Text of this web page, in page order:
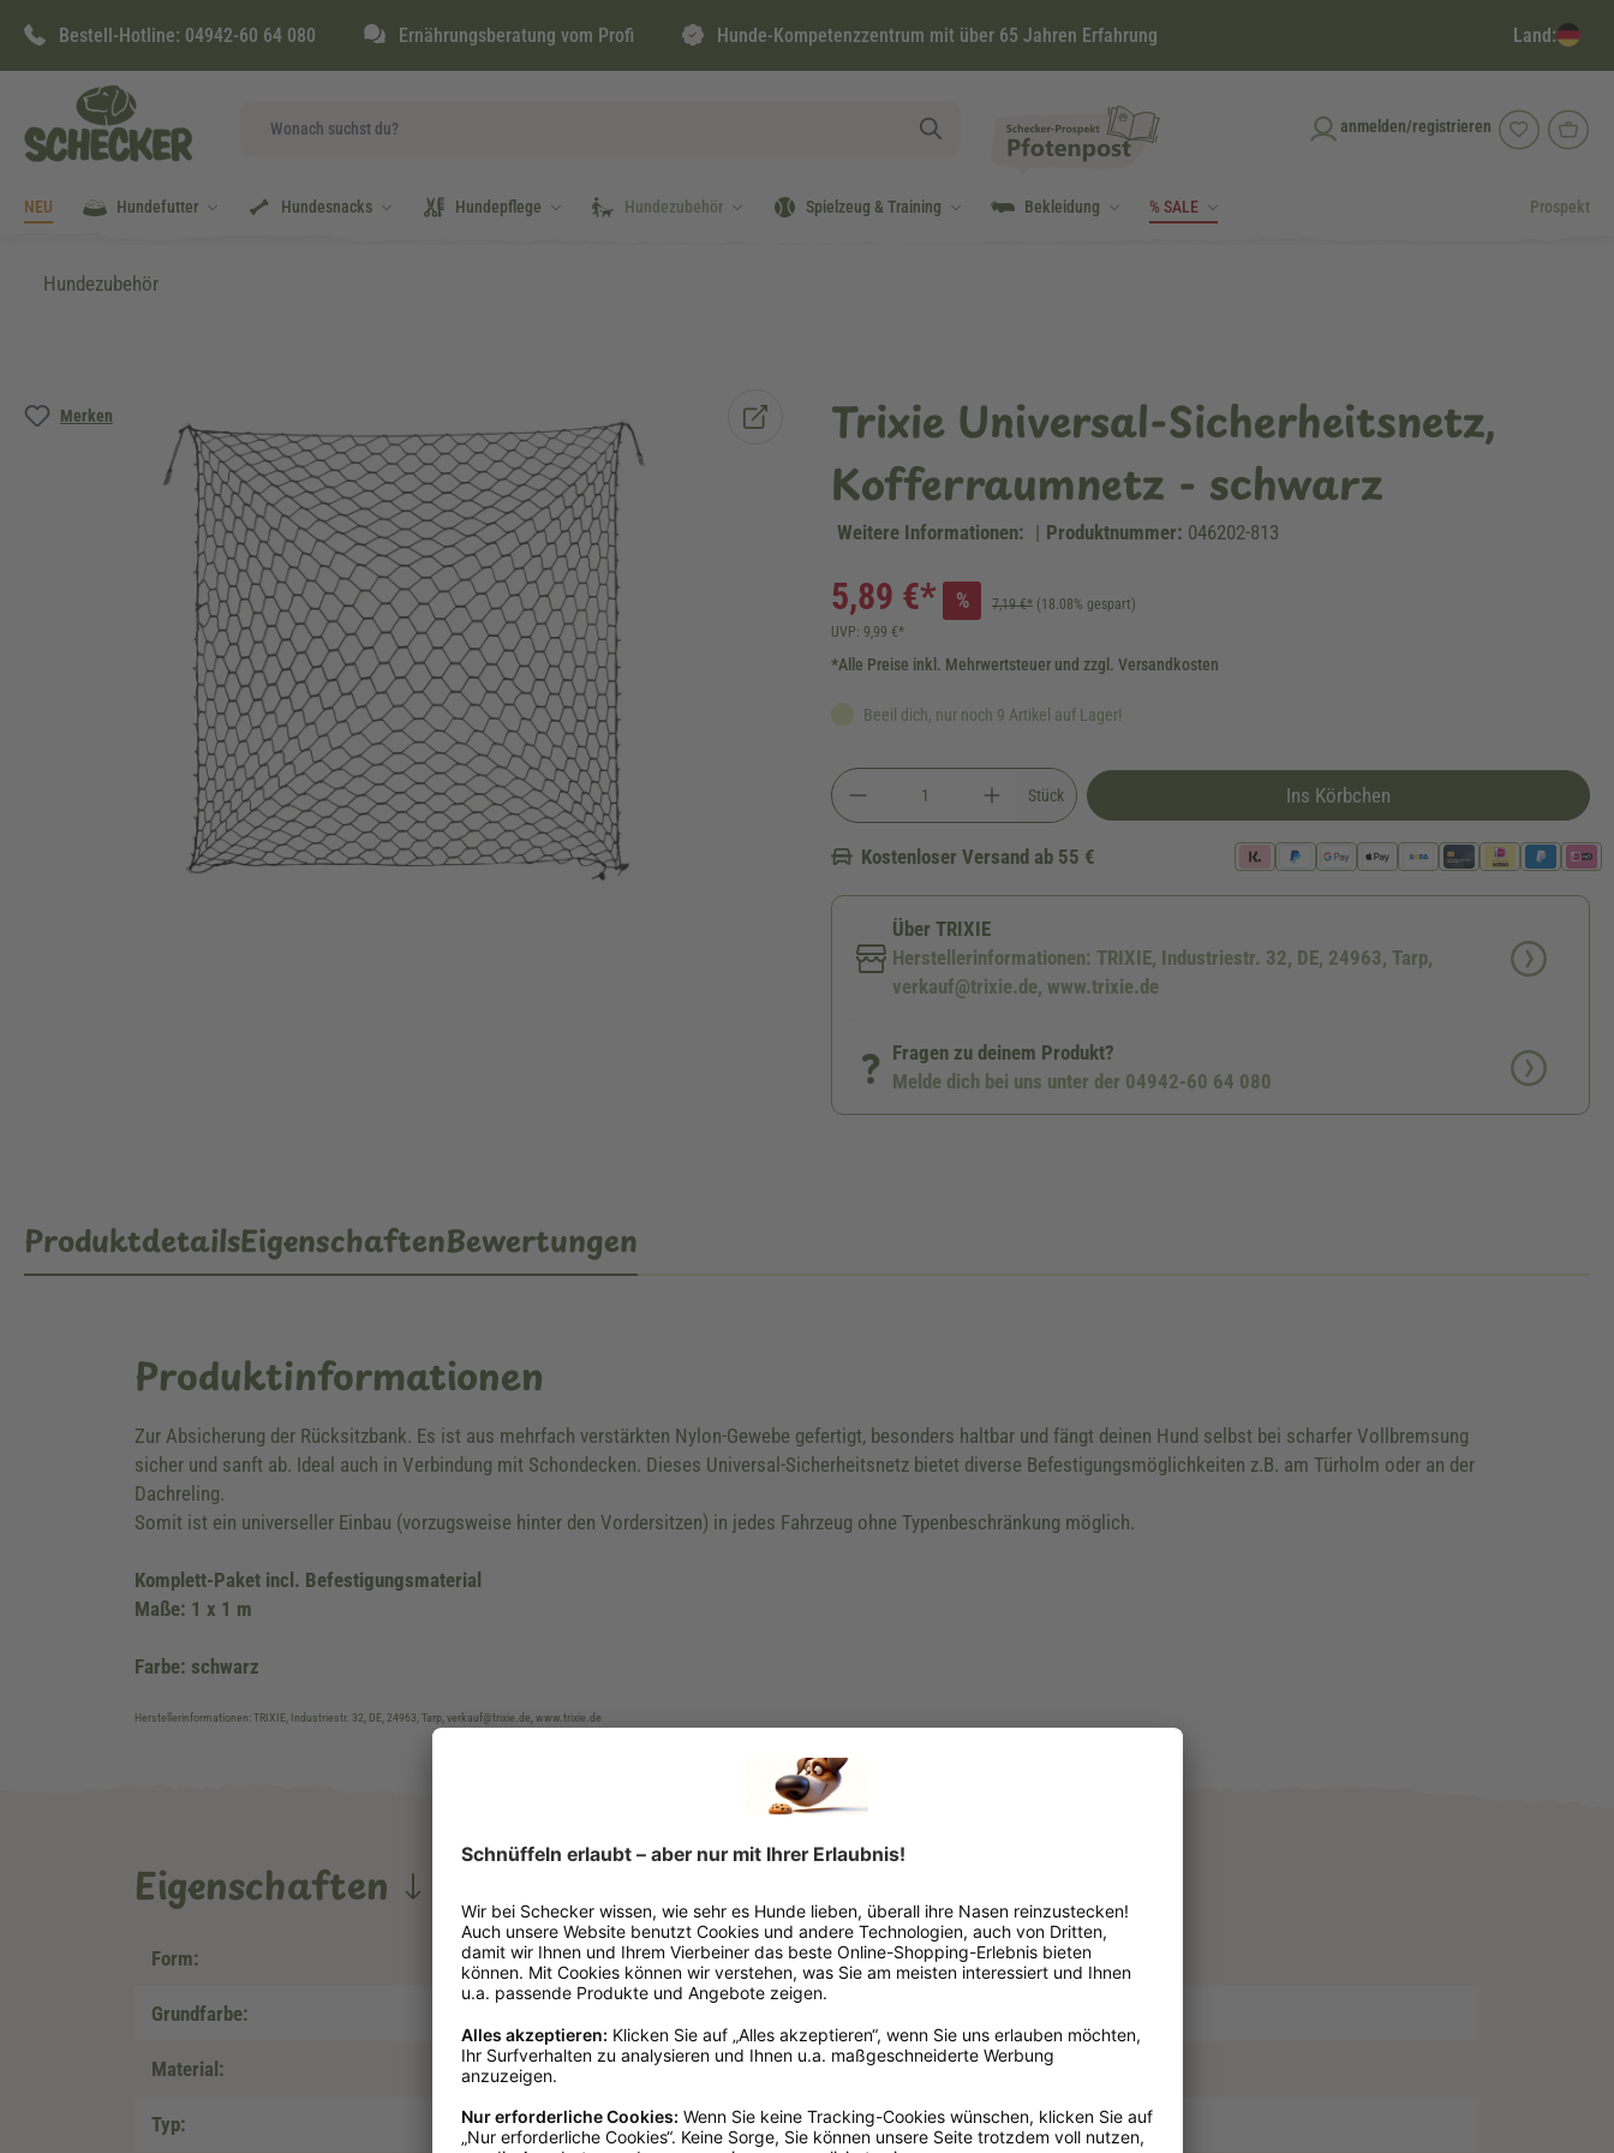
Zur Hauptnavigation springen
Bestell-Hotline: 04942-60 64 080 Ernährungsberatung vom Profi Hunde-Kompetenzzentrum mit über 65 Jahren Erfahrung Land:
anmelden/registrieren
NEU Hundefutter Hundesnacks Hundepflege Hundezubehör Spielzeug & Training Bekleidung % SALE Prospekt
Hundezubehör
Merken
Bildergalerie überspringen
Trixie Universal-Sicherheitsnetz,
Kofferraumnetz - schwarz
Weitere Informationen: | Produktnummer: 046202-813
5,89 €* % 7,19 €* (18.08% gespart)
UVP: 9,99 €*
*Alle Preise inkl. Mehrwertsteuer und zzgl. Versandkosten
Beeil dich, nur noch 9 Artikel auf Lager!
Stück Ins Körbchen
Kostenloser Versand ab 55 €
Über TRIXIE
Herstellerinformationen: TRIXIE, Industriestr. 32, DE, 24963, Tarp,
verkauf@trixie.de, www.trixie.de
Fragen zu deinem Produkt?
Melde dich bei uns unter der 04942-60 64 080
ProduktdetailsEigenschaftenBewertungen
Produktinformationen
Zur Absicherung der Rücksitzbank. Es ist aus mehrfach verstärkten Nylon-Gewebe gefertigt, besonders haltbar und fängt deinen Hund selbst bei scharfer Vollbremsung
sicher und sanft ab. Ideal auch in Verbindung mit Schondecken. Dieses Universal-Sicherheitsnetz bietet diverse Befestigungsmöglichkeiten z.B. am Türholm oder an der
Dachreling.
Somit ist ein universeller Einbau (vorzugsweise hinter den Vordersitzen) in jedes Fahrzeug ohne Typenbeschränkung möglich.
Komplett-Paket incl. Befestigungsmaterial
Maße: 1 x 1 m
Farbe: schwarz
Herstellerinformationen: TRIXIE, Industriestr. 32, DE, 24963, Tarp, verkauf@trixie.de, www.trixie.de
Eigenschaften
Form: Eckig
Grundfarbe:
Material: Nylon
Typ: Hundegitter